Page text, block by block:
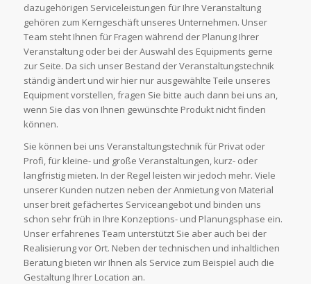
dazugehörigen Serviceleistungen für Ihre Veranstaltung
gehören zum Kerngeschäft unseres Unternehmen. Unser
Team steht Ihnen für Fragen während der Planung Ihrer
Veranstaltung oder bei der Auswahl des Equipments gerne
zur Seite. Da sich unser Bestand der Veranstaltungstechnik
ständig ändert und wir hier nur ausgewählte Teile unseres
Equipment vorstellen, fragen Sie bitte auch dann bei uns an,
wenn Sie das von Ihnen gewünschte Produkt nicht finden
können.
Sie können bei uns Veranstaltungstechnik für Privat oder
Profi, für kleine- und große Veranstaltungen, kurz- oder
langfristig mieten. In der Regel leisten wir jedoch mehr. Viele
unserer Kunden nutzen neben der Anmietung von Material
unser breit gefächertes Serviceangebot und binden uns
schon sehr früh in Ihre Konzeptions- und Planungsphase ein.
Unser erfahrenes Team unterstützt Sie aber auch bei der
Realisierung vor Ort. Neben der technischen und inhaltlichen
Beratung bieten wir Ihnen als Service zum Beispiel auch die
Gestaltung Ihrer Location an.